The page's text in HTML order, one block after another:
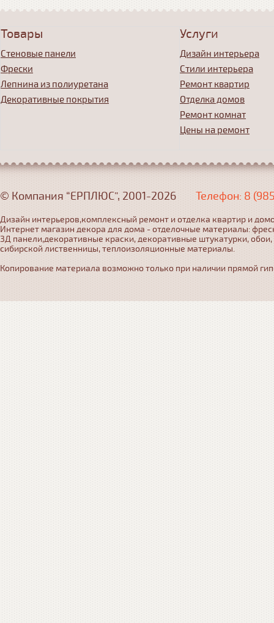
Товары
Стеновые панели
Фрески
Лепнина из полиуретана
Декоративные покрытия
Услуги
Дизайн интерьера
Стили интерьера
Ремонт квартир
Отделка домов
Ремонт комнат
Цены на ремонт
© Компания “ЕРПЛЮС”, 2001-2026 Телефон: 8
Дизайн интерьеров,комплексный ремонт и отделка квартир и
Интернет магазин декора для дома - отделочные материалы:
3Д панели,декоративные краски, декоративные штукатурки,
сибирской лиственницы, теплоизоляционные материалы.
Копирование материала возможно только при наличии прямой